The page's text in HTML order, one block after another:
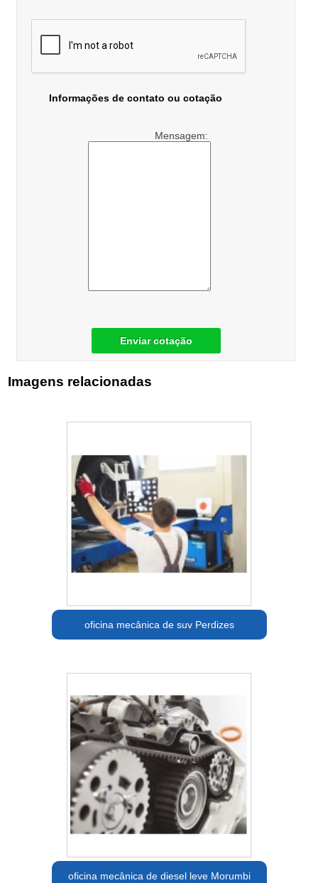
Informações de contato ou cotação
Mensagem:
Enviar cotação
Imagens relacionadas
oficina mecânica de suv Perdizes
oficina mecânica de diesel leve Morumbi